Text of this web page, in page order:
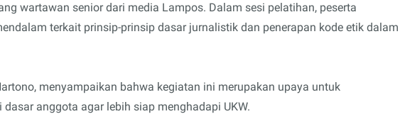
wartawan senior dari media Lampos. Dalam sesi pelatihan, peserta
terkait prinsip-prinsip dasar jurnalistik dan penerapan kode etik dalam
menyampaikan bahwa kegiatan ini merupakan upaya untuk
anggota agar lebih siap menghadapi UKW.